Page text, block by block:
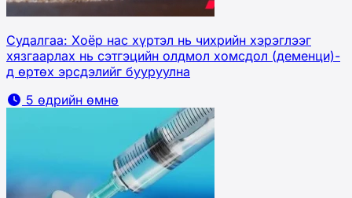
Судалгаа: Хоёр нас хүртэл нь чихрийн хэрэглээг
хязгаарлах нь сэтгэцийн олдмол хомсдол (деменци)-
д өртөх эрсдэлийг бууруулна
5 өдрийн өмнө